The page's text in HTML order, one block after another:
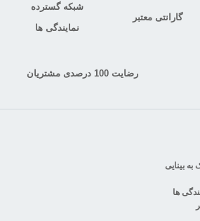
گارانتی معتبر
شبکه گسترده
نمایندگی ها
رضایت 100 درصدی مشتریان
به بینایی
ها